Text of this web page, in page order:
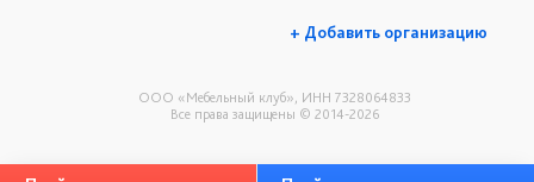
ООО «Мебельный клуб», ИНН 7328064833
Все права защищены © 2014-2026
+ Добавить организацию